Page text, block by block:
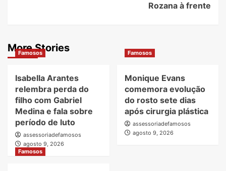
Rozana à frente
More Stories
Famosos
Isabella Arantes
relembra perda do
filho com Gabriel
Medina e fala sobre
período de luto
assessoriadefamosos
agosto 9, 2026
Famosos
Monique Evans
comemora evolução
do rosto sete dias
após cirurgia plástica
assessoriadefamosos
agosto 9, 2026
Famosos